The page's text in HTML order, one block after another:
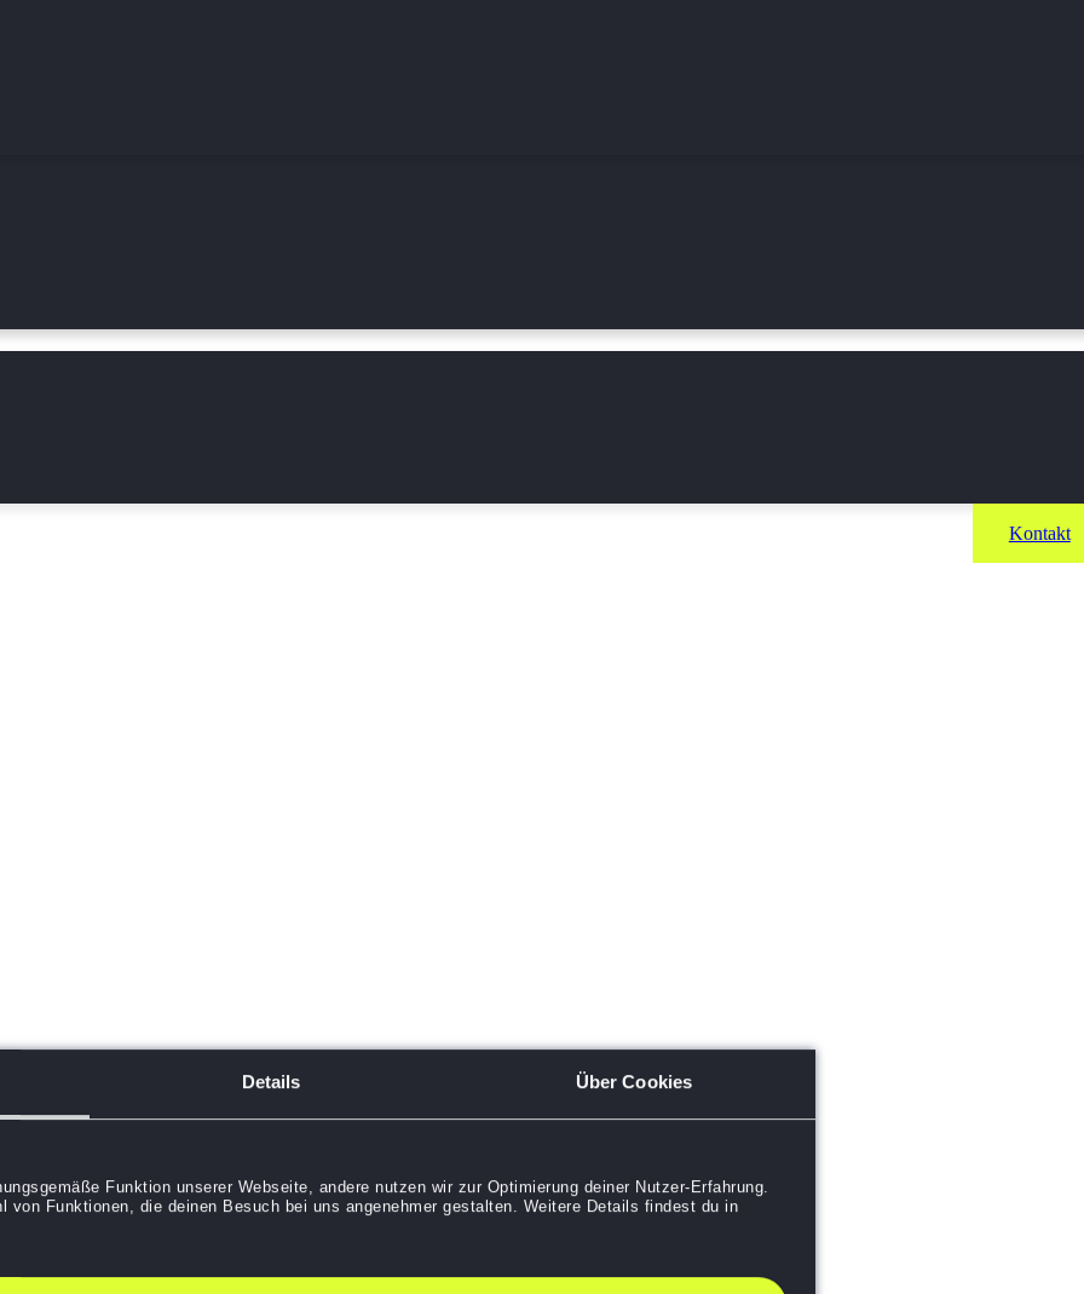
Details Über Cookies
Funktion unserer Webseite, andere nutzen wir zur Optimierung deiner Nutzer-Erfahrung.
von Funktionen, die deinen Besuch bei uns angenehmer gestalten. Weitere Details findest du in
Kontakt